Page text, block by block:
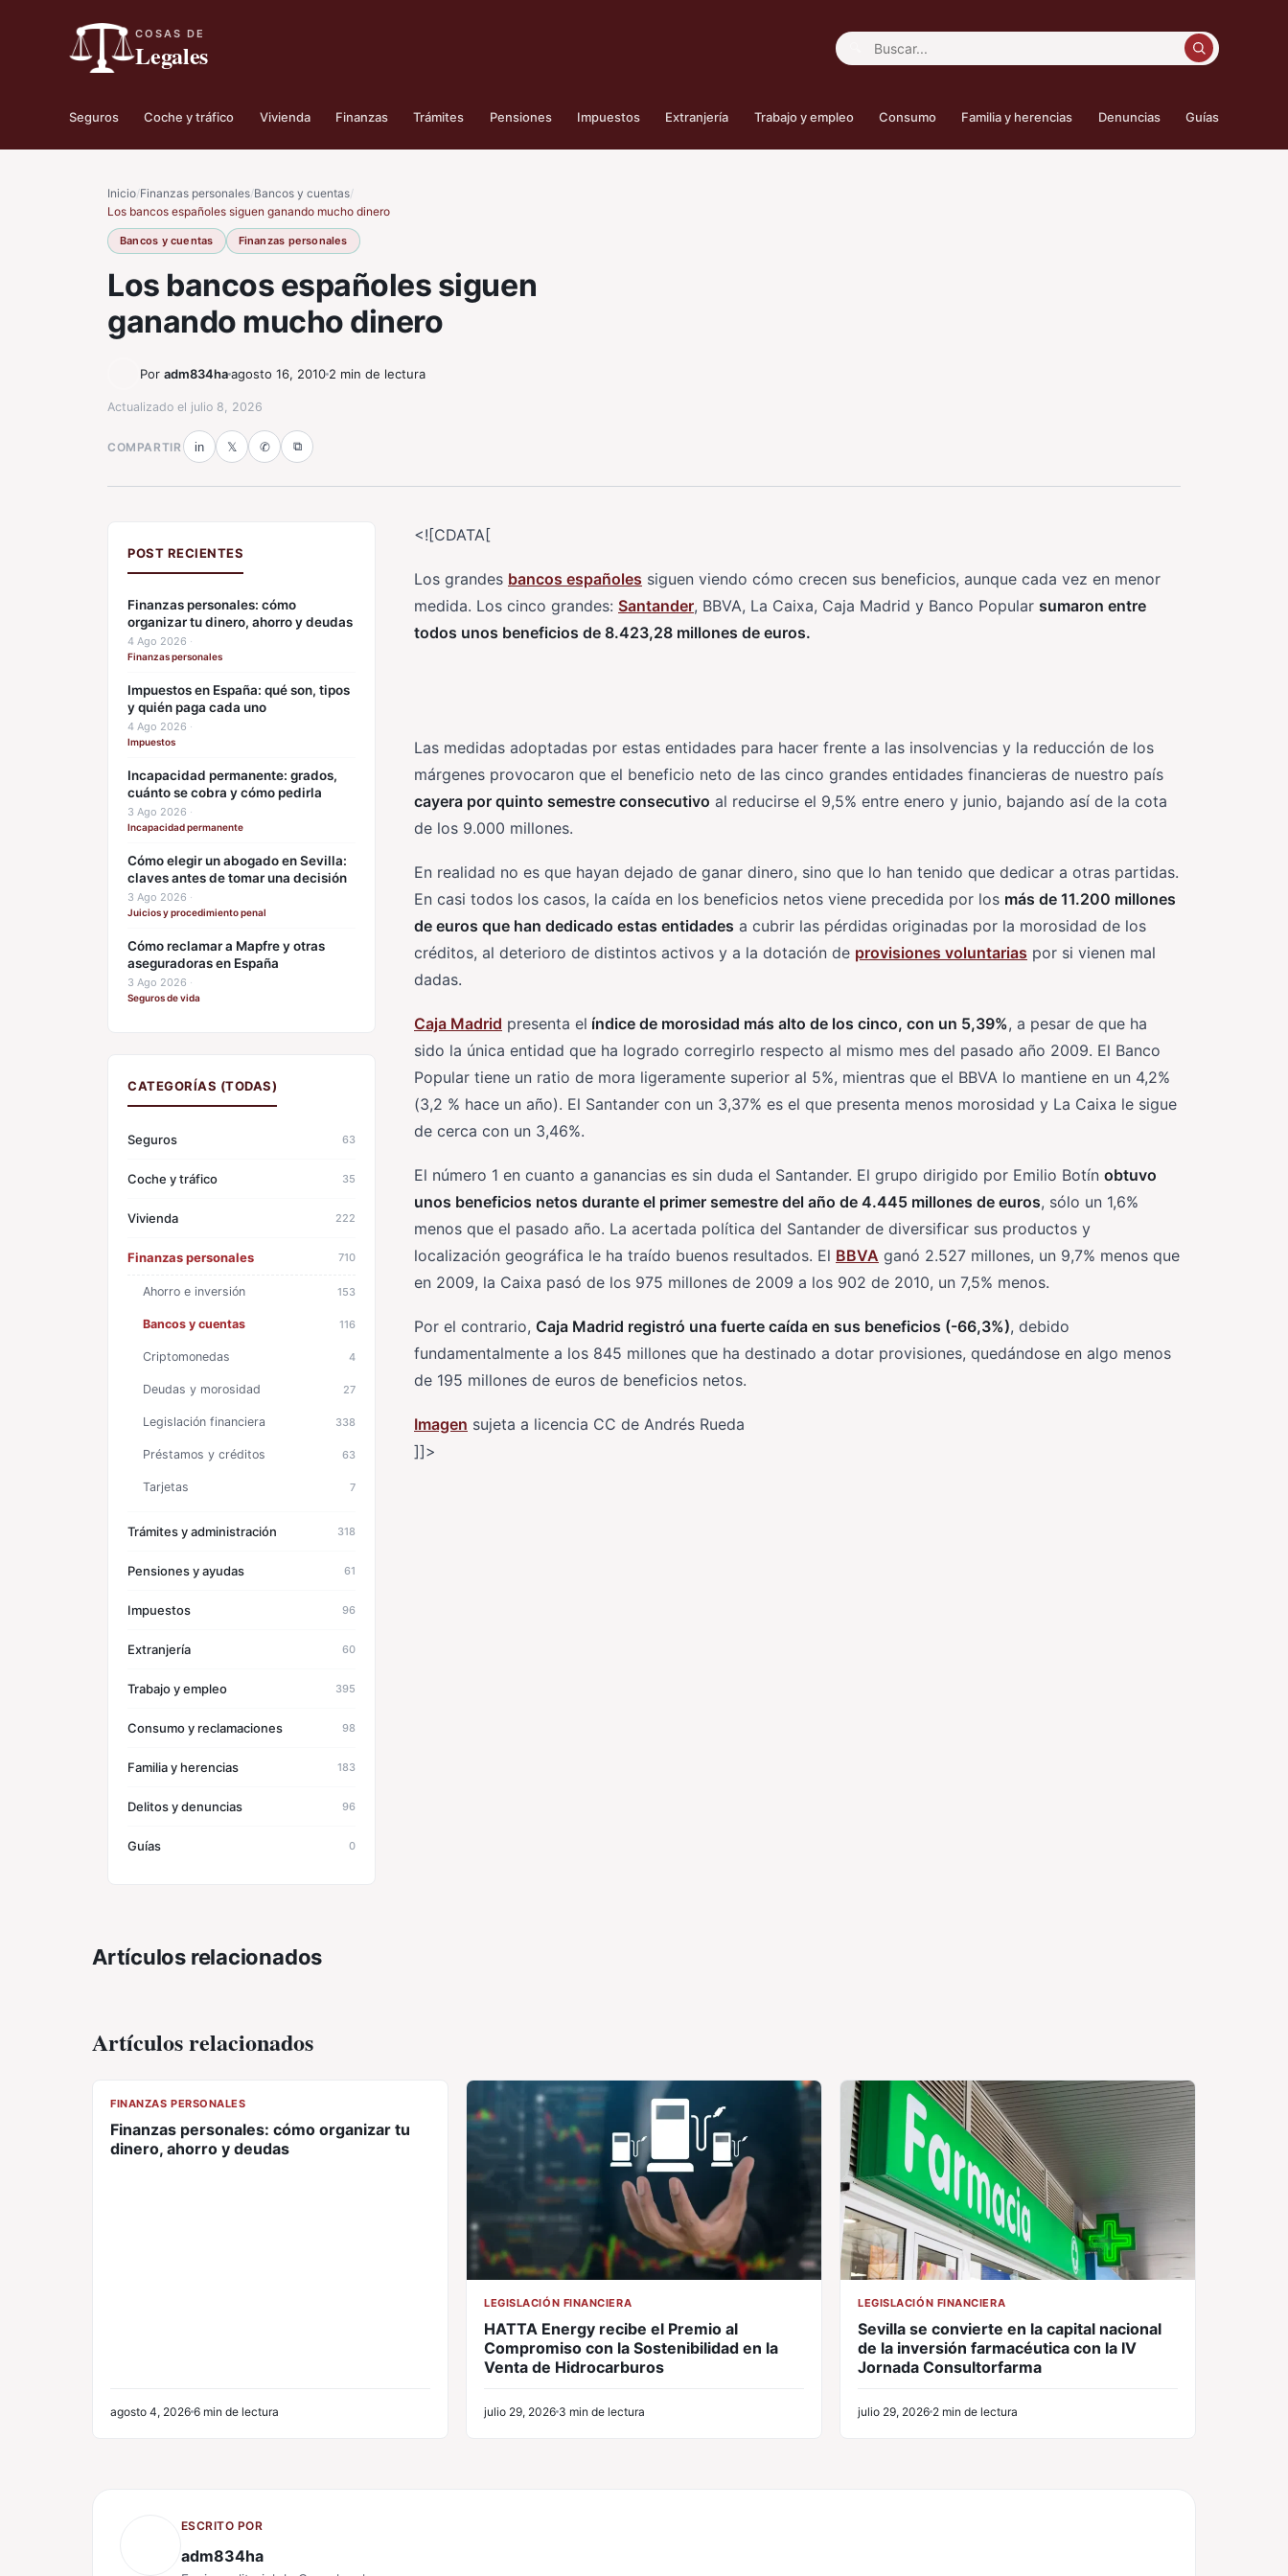
COSAS DE
Legales Buscar:
Seguros Coche y tráfico Vivienda Finanzas Trámites Pensiones Impuestos Extranjería Trabajo y empleo Consumo Familia y herencias Denuncias Guías
Inicio/Finanzas personales/Bancos y cuentas/
Los bancos españoles siguen ganando mucho dinero
Bancos y cuentas Finanzas personales
Los bancos españoles siguen
ganando mucho dinero
Por adm834haagosto 16, 2010 2 min de lectura
Actualizado el julio 8, 2026
COMPARTIR in 𝕏 ✆ ⧉
POST RECIENTES
Finanzas personales: cómo
organizar tu dinero, ahorro y deudas
4 Ago 2026 ·
Finanzas personales
Impuestos en España: qué son, tipos
y quién paga cada uno
4 Ago 2026 ·
Impuestos
Incapacidad permanente: grados,
cuánto se cobra y cómo pedirla
3 Ago 2026 ·
Incapacidad permanente
Cómo elegir un abogado en Sevilla:
claves antes de tomar una decisión
3 Ago 2026 ·
Juicios y procedimiento penal
Cómo reclamar a Mapfre y otras
aseguradoras en España
3 Ago 2026 ·
Seguros de vida
CATEGORÍAS (TODAS)
Seguros 63
Coche y tráfico 35
Vivienda 222
Finanzas personales 710
Ahorro e inversión 153
Bancos y cuentas 116
Criptomonedas 4
Deudas y morosidad 27
Legislación financiera 338
Préstamos y créditos 63
Tarjetas 7
Trámites y administración 318
Pensiones y ayudas 61
Impuestos 96
Extranjería 60
Trabajo y empleo 395
Consumo y reclamaciones 98
Familia y herencias 183
Delitos y denuncias 96
Guías 0
<![CDATA[
Los grandes bancos españoles siguen viendo cómo crecen sus beneficios, aunque cada vez en menor
medida. Los cinco grandes: Santander, BBVA, La Caixa, Caja Madrid y Banco Popular sumaron entre
todos unos beneficios de 8.423,28 millones de euros.
Las medidas adoptadas por estas entidades para hacer frente a las insolvencias y la reducción de los
márgenes provocaron que el beneficio neto de las cinco grandes entidades financieras de nuestro país
cayera por quinto semestre consecutivo al reducirse el 9,5% entre enero y junio, bajando así de la cota
de los 9.000 millones.
En realidad no es que hayan dejado de ganar dinero, sino que lo han tenido que dedicar a otras partidas.
En casi todos los casos, la caída en los beneficios netos viene precedida por los más de 11.200 millones
de euros que han dedicado estas entidades a cubrir las pérdidas originadas por la morosidad de los
créditos, al deterioro de distintos activos y a la dotación de provisiones voluntarias por si vienen mal
dadas.
Caja Madrid presenta el índice de morosidad más alto de los cinco, con un 5,39%, a pesar de que ha
sido la única entidad que ha logrado corregirlo respecto al mismo mes del pasado año 2009. El Banco
Popular tiene un ratio de mora ligeramente superior al 5%, mientras que el BBVA lo mantiene en un 4,2%
(3,2 % hace un año). El Santander con un 3,37% es el que presenta menos morosidad y La Caixa le sigue
de cerca con un 3,46%.
El número 1 en cuanto a ganancias es sin duda el Santander. El grupo dirigido por Emilio Botín obtuvo
unos beneficios netos durante el primer semestre del año de 4.445 millones de euros, sólo un 1,6%
menos que el pasado año. La acertada política del Santander de diversificar sus productos y
localización geográfica le ha traído buenos resultados. El BBVA ganó 2.527 millones, un 9,7% menos que
en 2009, la Caixa pasó de los 975 millones de 2009 a los 902 de 2010, un 7,5% menos.
Por el contrario, Caja Madrid registró una fuerte caída en sus beneficios (-66,3%), debido
fundamentalmente a los 845 millones que ha destinado a dotar provisiones, quedándose en algo menos
de 195 millones de euros de beneficios netos.
Imagen sujeta a licencia CC de Andrés Rueda
]]>
Artículos relacionados
Artículos relacionados
FINANZAS PERSONALES
Finanzas personales: cómo organizar tu
dinero, ahorro y deudas
agosto 4, 2026 6 min de lectura
LEGISLACIÓN FINANCIERA
HATTA Energy recibe el Premio al
Compromiso con la Sostenibilidad en la
Venta de Hidrocarburos
julio 29, 2026 3 min de lectura
LEGISLACIÓN FINANCIERA
Sevilla se convierte en la capital nacional
de la inversión farmacéutica con la IV
Jornada Consultorfarma
julio 29, 2026 2 min de lectura
ESCRITO POR
adm834ha